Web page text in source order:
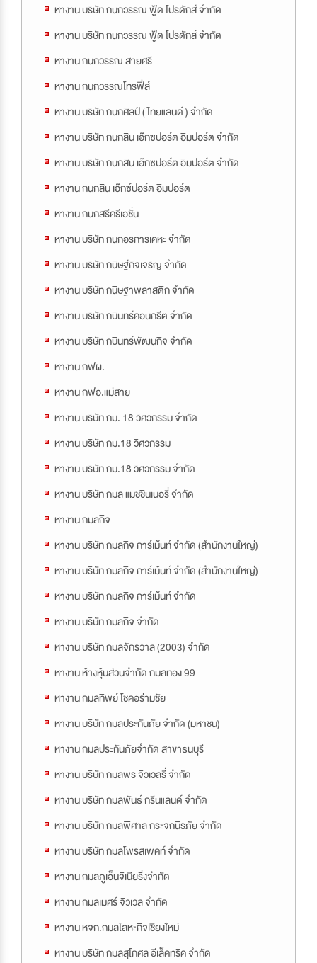
หางาน บริษัท กนกวรรณ ฟู้ด โปรดักส์ จำกัด
หางาน บริษัท กนกวรรณ ฟู้ด โปรดักส์ จำกัด
หางาน กนกวรรณ สายศรี
หางาน กนกวรรณโทรฟี่ส์
หางาน บริษัท กนกศิลป์ ( ไทยแลนด์ ) จำกัด
หางาน บริษัท กนกสิน เอ๊กซปอร์ต อิมปอร์ต จำกัด
หางาน บริษัท กนกสิน เอ๊กซปอร์ต อิมปอร์ต จำกัด
หางาน กนกสิน เอ๊กซ์ปอร์ต อิมปอร์ต
หางาน กนกสิรีครีเอชั่น
หางาน บริษัท กนกอรการเคหะ จำกัด
หางาน บริษัท กนิษฐ์กิจเจริญ จำกัด
หางาน บริษัท กนิษฐาพลาสติก จำกัด
หางาน บริษัท กบินทร์คอนกรีต จำกัด
หางาน บริษัท กบินทร์พัฒนกิจ จำกัด
หางาน กฟผ.
หางาน กฟอ.แม่สาย
หางาน บริษัท กม. 18 วิศวกรรม จำกัด
หางาน บริษัท กม.18 วิศวกรรม
หางาน บริษัท กม.18 วิศวกรรม จำกัด
หางาน บริษัท กมล แมชชินเนอรี่ จำกัด
หางาน กมลกิจ
หางาน บริษัท กมลกิจ การ์เม้นท์ จำกัด (สำนักงานใหญ่)
หางาน บริษัท กมลกิจ การ์เม้นท์ จำกัด (สำนักงานใหญ่)
หางาน บริษัท กมลกิจ การ์เม้นท์ จำกัด
หางาน บริษัท กมลกิจ จำกัด
หางาน บริษัท กมลจักรวาล (2003) จำกัด
หางาน ห้างหุ้นส่วนจำกัด กมลทอง 99
หางาน กมลทิพย์ โชคอร่ามชัย
หางาน บริษัท กมลประกันภัย จำกัด (มหาชน)
หางาน กมลประกันภัยจำกัด สาขาธนบุรี
หางาน บริษัท กมลพร จิวเวลรี่ จำกัด
หางาน บริษัท กมลพันธ์ กรีนแลนด์ จำกัด
หางาน บริษัท กมลพิศาล กระจกนิรภัย จำกัด
หางาน บริษัท กมลโพรสเพคท์ จำกัด
หางาน กมลภูเอ็นจิเนียริ่งจำกัด
หางาน กมลเมศร์ จิวเวล จำกัด
หางาน หจก.กมลโลหะกิจเชียงใหม่
หางาน บริษัท กมลสุโกศล อีเล็คทริค จำกัด